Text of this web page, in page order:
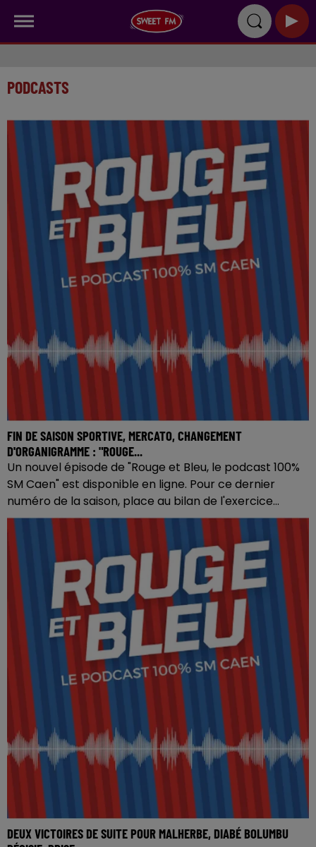
PODCASTS
FIN DE SAISON SPORTIVE, MERCATO, CHANGEMENT
D'ORGANIGRAMME : "ROUGE...
Un nouvel épisode de "Rouge et Bleu, le podcast 100%
SM Caen" est disponible en ligne. Pour ce dernier
numéro de la saison, place au bilan de l'exercice...
DEUX VICTOIRES DE SUITE POUR MALHERBE, DIABÉ BOLUMBU